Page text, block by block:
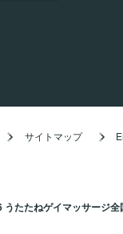
サイトマップ
たたねゲイマッサージ全